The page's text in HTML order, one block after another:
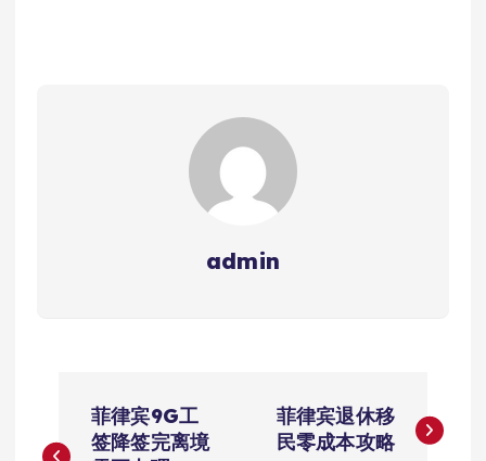
admin
章
菲律宾9G工
签降签完离境
菲律宾退休移
民零成本攻略